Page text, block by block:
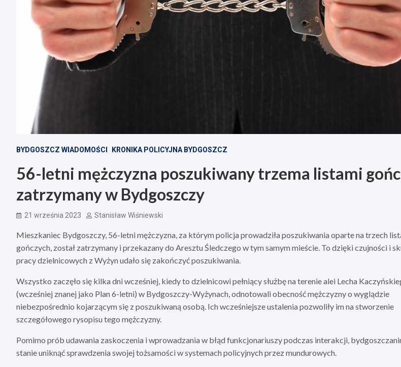
BYDGOSZCZ WIADOMOŚCI KRONIKA POLICYJNA BYDGOSZCZ
56-letni mężczyzna poszukiwany trzema listami
zatrzymany w Bydgoszczy
21 września 2023 Stanisław Wiśniewski
Mieszkaniec Bydgoszczy, 56-letni mężczyzna, za którym policja prowadziła poszukiwania oparte na trzech
gończych, został zatrzymany i przekazany do Aresztu Śledczego w tym samym mieście. To dzięki czujności i
pracy dzielnicowych z Wyżyn udało się zakończyć poszukiwania.
Wszystko zaczęło się kilka dni wcześniej, kiedy to dzielnicowi pełniący służbę na terenie alei Lecha
(wcześniej znanej jako Plan 6-letni) w Bydgoszczy-Wyżynach, odnotowali obecność mężczyzny o wyglądzie
niebezpośrednio kojarzącym się z poszukiwaną osobą. Ich wcześniejsze ustalenia pozwoliły im na stworzenie
szczegółowego rysopisu tego mężczyzny.
Pomimo prób udawania zaskoczenia i wprowadzania w błąd funkcjonariuszy podczas interakcji,
stanie uniknąć sprawdzenia swojej tożsamości w systemach policyjnych przez mundurowych.